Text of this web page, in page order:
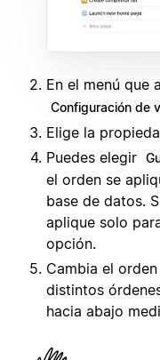
En el menú que
Configuración de
Elige la
Puedes elegir
el orden se
base de datos.
aplique solo
opción.
Cambia el
distintos
hacia abajo